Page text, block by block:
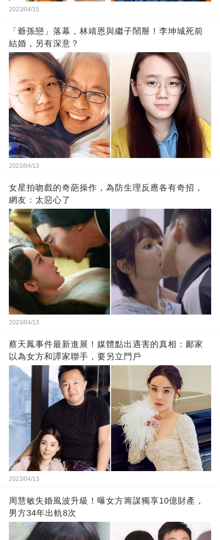
2023/04/15
「爺孫戀」落幕，林靖恩與繼子鬧掰！李坤城死前
結婚，另有深意？
2023/04/13
女星拍吻戲的奇葩操作，為防生理反應各有奇招，
網友：太惡心了
2023/04/13
蔡天鳳事件最新進展！媒體點出遇害的真相：鄺家
以為女方和譚家聯手，要另立門戶
2023/04/13
周慧敏失婚風波升級！曝女方籌謀獨享10億財產，
男方34年出軌8次